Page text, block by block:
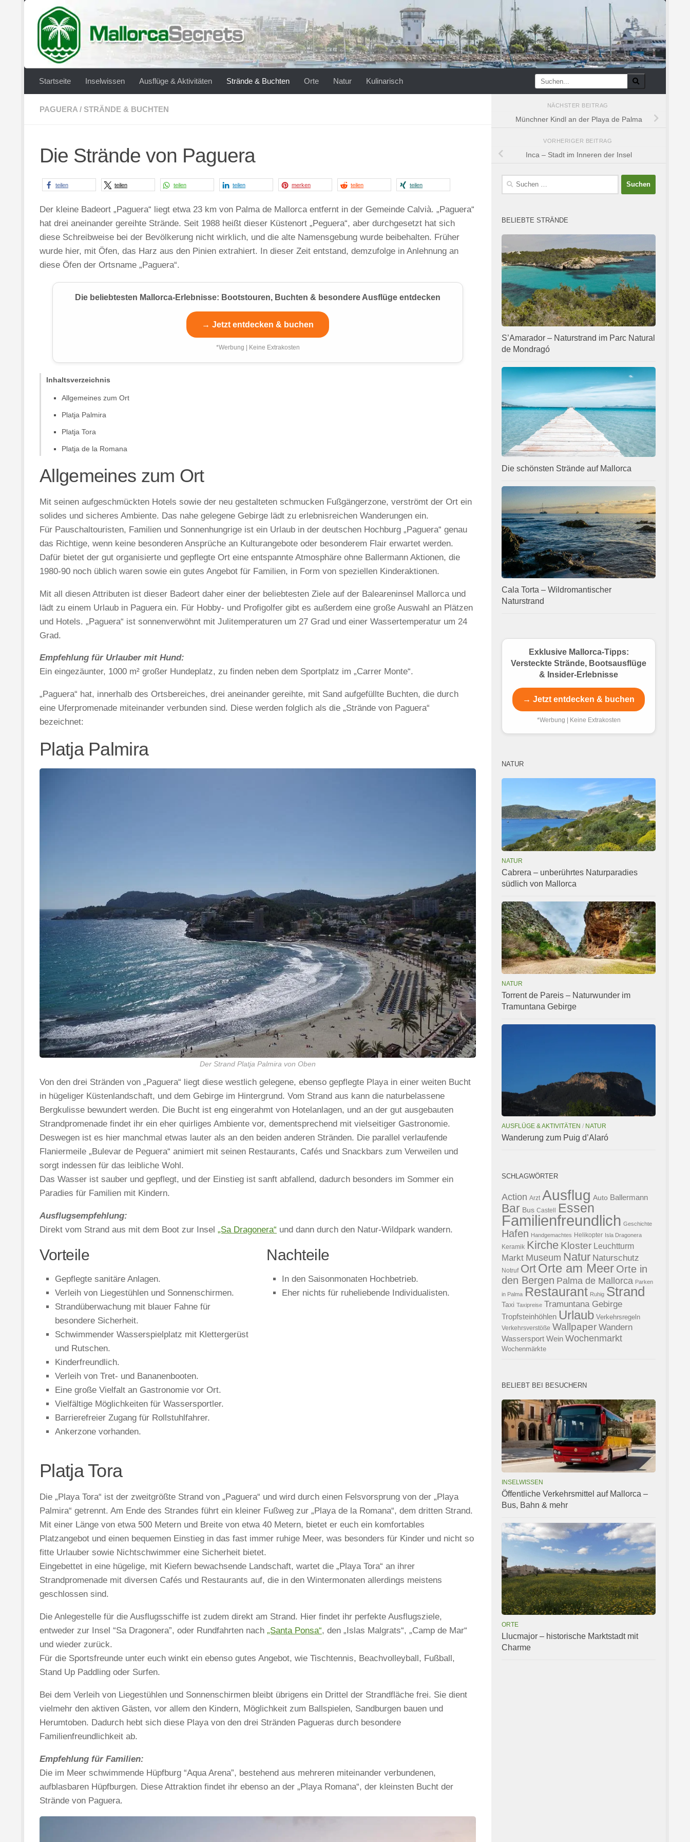
Zum Inhalt springen
Startseite Inselwissen Ausflüge & Aktivitäten Strände & Buchten Orte Natur Kulinarisch
PAGUERA / STRÄNDE & BUCHTEN
Die Strände von Paguera
teilen teilen teilen teilen merken teilen teilen
Der kleine Badeort „Paguera“ liegt etwa 23 km von Palma de Mallorca entfernt in der Gemeinde Calvià. „Paguera“
hat drei aneinander gereihte Strände. Seit 1988 heißt dieser Küstenort „Peguera“, aber durchgesetzt hat sich
diese Schreibweise bei der Bevölkerung nicht wirklich, und die alte Namensgebung wurde beibehalten. Früher
wurde hier, mit Öfen, das Harz aus den Pinien extrahiert. In dieser Zeit entstand, demzufolge in Anlehnung an
diese Öfen der Ortsname „Paguera“.
Die beliebtesten Mallorca-Erlebnisse: Bootstouren, Buchten & besondere Ausflüge entdecken
→ Jetzt entdecken & buchen
*Werbung | Keine Extrakosten
Inhaltsverzeichnis
Allgemeines zum Ort
Platja Palmira
Platja Tora
Platja de la Romana
Allgemeines zum Ort
Mit seinen aufgeschmückten Hotels sowie der neu gestalteten schmucken Fußgängerzone, verströmt der Ort ein
solides und sicheres Ambiente. Das nahe gelegene Gebirge lädt zu erlebnisreichen Wanderungen ein.
Für Pauschaltouristen, Familien und Sonnenhungrige ist ein Urlaub in der deutschen Hochburg „Paguera“ genau
das Richtige, wenn keine besonderen Ansprüche an Kulturangebote oder besonderem Flair erwartet werden.
Dafür bietet der gut organisierte und gepflegte Ort eine entspannte Atmosphäre ohne Ballermann Aktionen, die
1980-90 noch üblich waren sowie ein gutes Angebot für Familien, in Form von speziellen Kinderaktionen.
Mit all diesen Attributen ist dieser Badeort daher einer der beliebtesten Ziele auf der Baleareninsel Mallorca und
lädt zu einem Urlaub in Paguera ein. Für Hobby- und Profigolfer gibt es außerdem eine große Auswahl an Plätzen
und Hotels. „Paguera“ ist sonnenverwöhnt mit Julitemperaturen um 27 Grad und einer Wassertemperatur um 24
Grad.
Empfehlung für Urlauber mit Hund:
Ein eingezäunter, 1000 m² großer Hundeplatz, zu finden neben dem Sportplatz im „Carrer Monte“.
„Paguera“ hat, innerhalb des Ortsbereiches, drei aneinander gereihte, mit Sand aufgefüllte Buchten, die durch
eine Uferpromenade miteinander verbunden sind. Diese werden folglich als die „Strände von Paguera“
bezeichnet:
Platja Palmira
Der Strand Platja Palmira von Oben
Von den drei Stränden von „Paguera“ liegt diese westlich gelegene, ebenso gepflegte Playa in einer weiten Bucht
in hügeliger Küstenlandschaft, und dem Gebirge im Hintergrund. Vom Strand aus kann die naturbelassene
Bergkulisse bewundert werden. Die Bucht ist eng eingerahmt von Hotelanlagen, und an der gut ausgebauten
Strandpromenade findet ihr ein eher quirliges Ambiente vor, dementsprechend mit vielseitiger Gastronomie.
Deswegen ist es hier manchmal etwas lauter als an den beiden anderen Stränden. Die parallel verlaufende
Flaniermeile „Bulevar de Peguera“ animiert mit seinen Restaurants, Cafés und Snackbars zum Verweilen und
sorgt indessen für das leibliche Wohl.
Das Wasser ist sauber und gepflegt, und der Einstieg ist sanft abfallend, dadurch besonders im Sommer ein
Paradies für Familien mit Kindern.
Ausflugsempfehlung:
Direkt vom Strand aus mit dem Boot zur Insel „Sa Dragonera“ und dann durch den Natur-Wildpark wandern.
Vorteile
Gepflegte sanitäre Anlagen.
Verleih von Liegestühlen und Sonnenschirmen.
Strandüberwachung mit blauer Fahne für
besondere Sicherheit.
Schwimmender Wasserspielplatz mit Klettergerüst
und Rutschen.
Kinderfreundlich.
Verleih von Tret- und Bananenbooten.
Eine große Vielfalt an Gastronomie vor Ort.
Vielfältige Möglichkeiten für Wassersportler.
Barrierefreier Zugang für Rollstuhlfahrer.
Ankerzone vorhanden.
Nachteile
In den Saisonmonaten Hochbetrieb.
Eher nichts für ruheliebende Individualisten.
Platja Tora
Die „Playa Tora“ ist der zweitgrößte Strand von „Paguera“ und wird durch einen Felsvorsprung von der „Playa
Palmira“ getrennt. Am Ende des Strandes führt ein kleiner Fußweg zur „Playa de la Romana“, dem dritten Strand.
Mit einer Länge von etwa 500 Metern und Breite von etwa 40 Metern, bietet er euch ein komfortables
Platzangebot und einen bequemen Einstieg in das fast immer ruhige Meer, was besonders für Kinder und nicht so
fitte Urlauber sowie Nichtschwimmer eine Sicherheit bietet.
Eingebettet in eine hügelige, mit Kiefern bewachsende Landschaft, wartet die „Playa Tora“ an ihrer
Strandpromenade mit diversen Cafés und Restaurants auf, die in den Wintermonaten allerdings meistens
geschlossen sind.
Die Anlegestelle für die Ausflugsschiffe ist zudem direkt am Strand. Hier findet ihr perfekte Ausflugsziele,
entweder zur Insel “Sa Dragonera”, oder Rundfahrten nach „Santa Ponsa“, den „Islas Malgrats“, „Camp de Mar“
und wieder zurück.
Für die Sportsfreunde unter euch winkt ein ebenso gutes Angebot, wie Tischtennis, Beachvolleyball, Fußball,
Stand Up Paddling oder Surfen.
Bei dem Verleih von Liegestühlen und Sonnenschirmen bleibt übrigens ein Drittel der Strandfläche frei. Sie dient
vielmehr den aktiven Gästen, vor allem den Kindern, Möglichkeit zum Ballspielen, Sandburgen bauen und
Herumtoben. Dadurch hebt sich diese Playa von den drei Stränden Pagueras durch besondere
Familienfreundlichkeit ab.
Empfehlung für Familien:
Die im Meer schwimmende Hüpfburg “Aqua Arena”, bestehend aus mehreren miteinander verbundenen,
aufblasbaren Hüpfburgen. Diese Attraktion findet ihr ebenso an der „Playa Romana“, der kleinsten Bucht der
Strände von Paguera.
NÄCHSTER BEITRAG
Münchner Kindl an der Playa de Palma
VORHERIGER BEITRAG
Inca – Stadt im Inneren der Insel
Suchen
BELIEBTE STRÄNDE
S’Amarador – Naturstrand im Parc Natural
de Mondragó
Die schönsten Strände auf Mallorca
Cala Torta – Wildromantischer
Naturstrand
Exklusive Mallorca-Tipps:
Versteckte Strände, Bootsausflüge
& Insider-Erlebnisse
→ Jetzt entdecken & buchen
*Werbung | Keine Extrakosten
NATUR
NATUR
Cabrera – unberührtes Naturparadies
südlich von Mallorca
NATUR
Torrent de Pareis – Naturwunder im
Tramuntana Gebirge
AUSFLÜGE & AKTIVITÄTEN / NATUR
Wanderung zum Puig d’Alaró
SCHLAGWÖRTER
Action Arzt Ausflug Auto Ballermann
Bar Bus Castell Essen
Familienfreundlich Geschichte
Hafen Handgemachtes Helikopter Isla Dragonera
Keramik Kirche Kloster Leuchtturm
Markt Museum Natur Naturschutz
Notruf Ort Orte am Meer Orte in
den Bergen Palma de Mallorca Parken
in Palma Restaurant Ruhig Strand
Taxi Taxipreise Tramuntana Gebirge
Tropfsteinhöhlen Urlaub Verkehrsregeln
Verkehrsverstöße Wallpaper Wandern
Wassersport Wein Wochenmarkt
Wochenmärkte
BELIEBT BEI BESUCHERN
INSELWISSEN
Öffentliche Verkehrsmittel auf Mallorca –
Bus, Bahn & mehr
ORTE
Llucmajor – historische Marktstadt mit
Charme